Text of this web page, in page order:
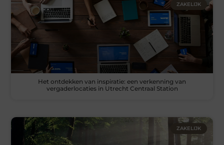
ZAKELIJK
Het ontdekken van inspiratie: een verkenning van
vergaderlocaties in Utrecht Centraal Station
ZAKELIJK